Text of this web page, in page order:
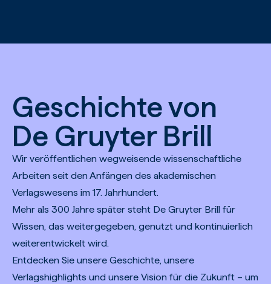
Geschichte von
De Gruyter Brill
Wir veröffentlichen wegweisende wissenschaftliche
Arbeiten seit den Anfängen des akademischen
Verlagswesens im 17. Jahrhundert.
Mehr als 300 Jahre später steht De Gruyter Brill für
Wissen, das weitergegeben, genutzt und kontinuierlich
weiterentwickelt wird.
Entdecken Sie unsere Geschichte, unsere
Verlagshighlights und unsere Vision für die Zukunft – um